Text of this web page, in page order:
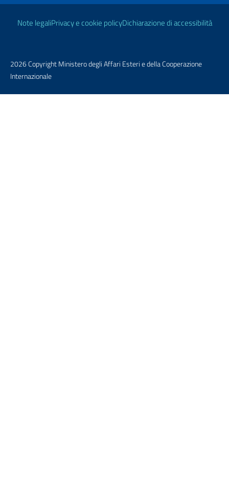
Link Utili
Note legaliPrivacy e cookie policyDichiarazione di accessibilità
2026 Copyright Ministero degli Affari Esteri e della Cooperazione
Internazionale